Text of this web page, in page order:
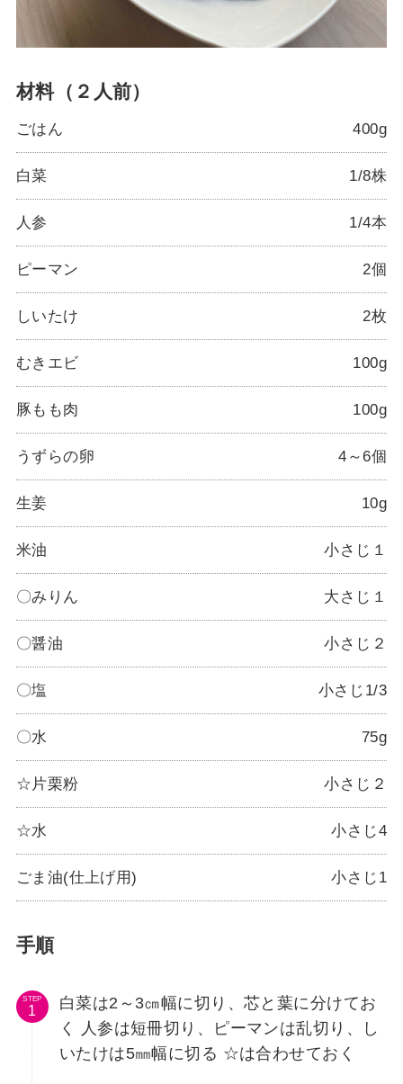
材料（２人前）
ごはん 400g
白菜 1/8株
人参 1/4本
ピーマン 2個
しいたけ 2枚
むきエビ 100g
豚もも肉 100g
うずらの卵 4～6個
生姜 10g
米油 小さじ１
〇みりん 大さじ１
〇醤油 小さじ２
〇塩 小さじ1/3
〇水 75g
☆片栗粉 小さじ２
☆水 小さじ4
ごま油(仕上げ用) 小さじ1
手順
STEP
白菜は2～3㎝幅に切り、芯と葉に分けてお
く 人参は短冊切り、ピーマンは乱切り、し
いたけは5㎜幅に切る ☆は合わせておく